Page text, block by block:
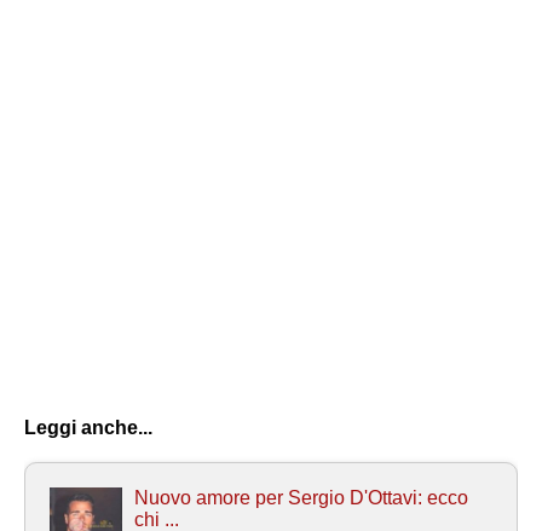
Leggi anche...
Nuovo amore per Sergio D'Ottavi: ecco
chi ...